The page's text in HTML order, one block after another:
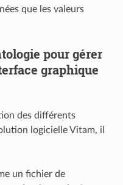
que les valeurs
pour gérer
graphique
des différents
logicielle Vitam, il
un fichier de